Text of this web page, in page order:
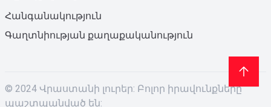
Հանգանակություն
Գաղտնիության քաղաքականություն
© 2024 Վրաստանի լուրեր: Բոլոր իրավունքները
պաշտպանված են: